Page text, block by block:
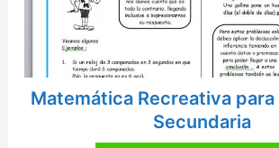
Matemática Recreativa
Secundaria